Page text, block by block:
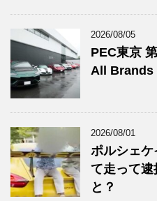
2026/08/05
PEC東京
All Brands
2026/08/01
ポルシェ
て走って
と？